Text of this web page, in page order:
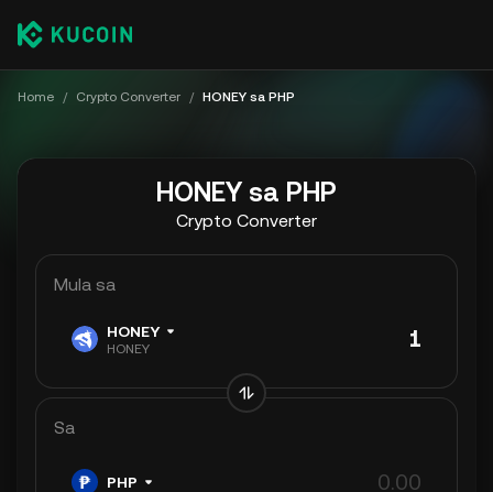
Home / Crypto Converter / HONEY sa PHP
HONEY sa PHP
Crypto Converter
Mula sa
HONEY
HONEY
Sa
PHP